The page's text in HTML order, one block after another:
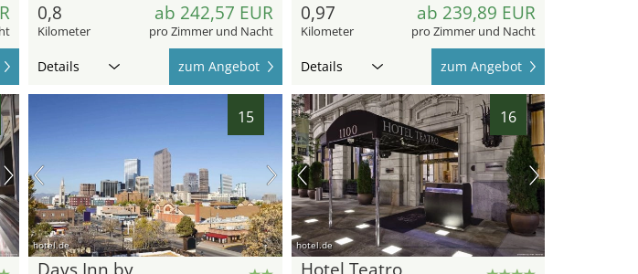
0,8
Kilometer
ab 242,57 EUR
pro Zimmer und Nacht
Details zum Angebot
0,97
Kilometer
ab 239,89 EUR
pro Zimmer und Nacht
Details zum Angebot
15
hotel.de
Days Inn by
16
hotel.de
Hotel Teatro